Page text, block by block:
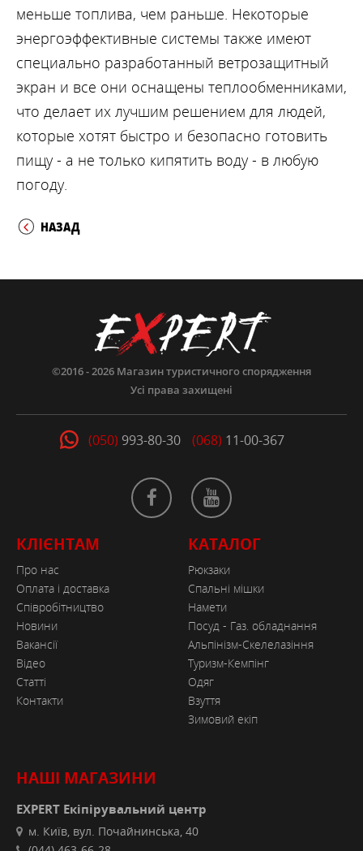
меньше топлива, чем раньше. Некоторые
энергоэффективные системы также имеют
специально разработанный ветрозащитный
экран и все они оснащены теплообменниками,
что делает их лучшим решением для людей,
которые хотят быстро и безопасно готовить
пищу - а не только кипятить воду - в любую
погоду.
НАЗАД
©2016 - 2026 Магазин туристичного спорядження
Усі права захищені
(050) 993-80-30 (068) 11-00-367
КЛІЄНТАМ
Про нас
Оплата і доставка
Співробітництво
Новини
Вакансії
Відео
Статті
Контакти
КАТАЛОГ
Рюкзаки
Спальні мішки
Намети
Посуд - Газ. обладнання
Альпінізм-Скелелазіння
Туризм-Кемпінг
Одяг
Взуття
Зимовий екіп
НАШІ МАГАЗИНИ
EXPERT Екіпірувальний центр
м. Київ, вул. Почайнинська, 40